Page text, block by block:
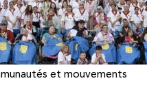
et mouvements